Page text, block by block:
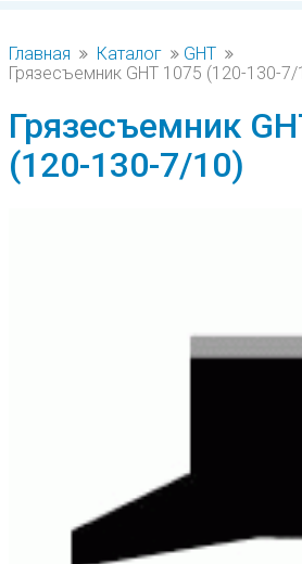
Главная Каталог
GHT
Грязесъемник GHT 1075 (120-130-7/
Грязесъемник
(120-130-7/10)